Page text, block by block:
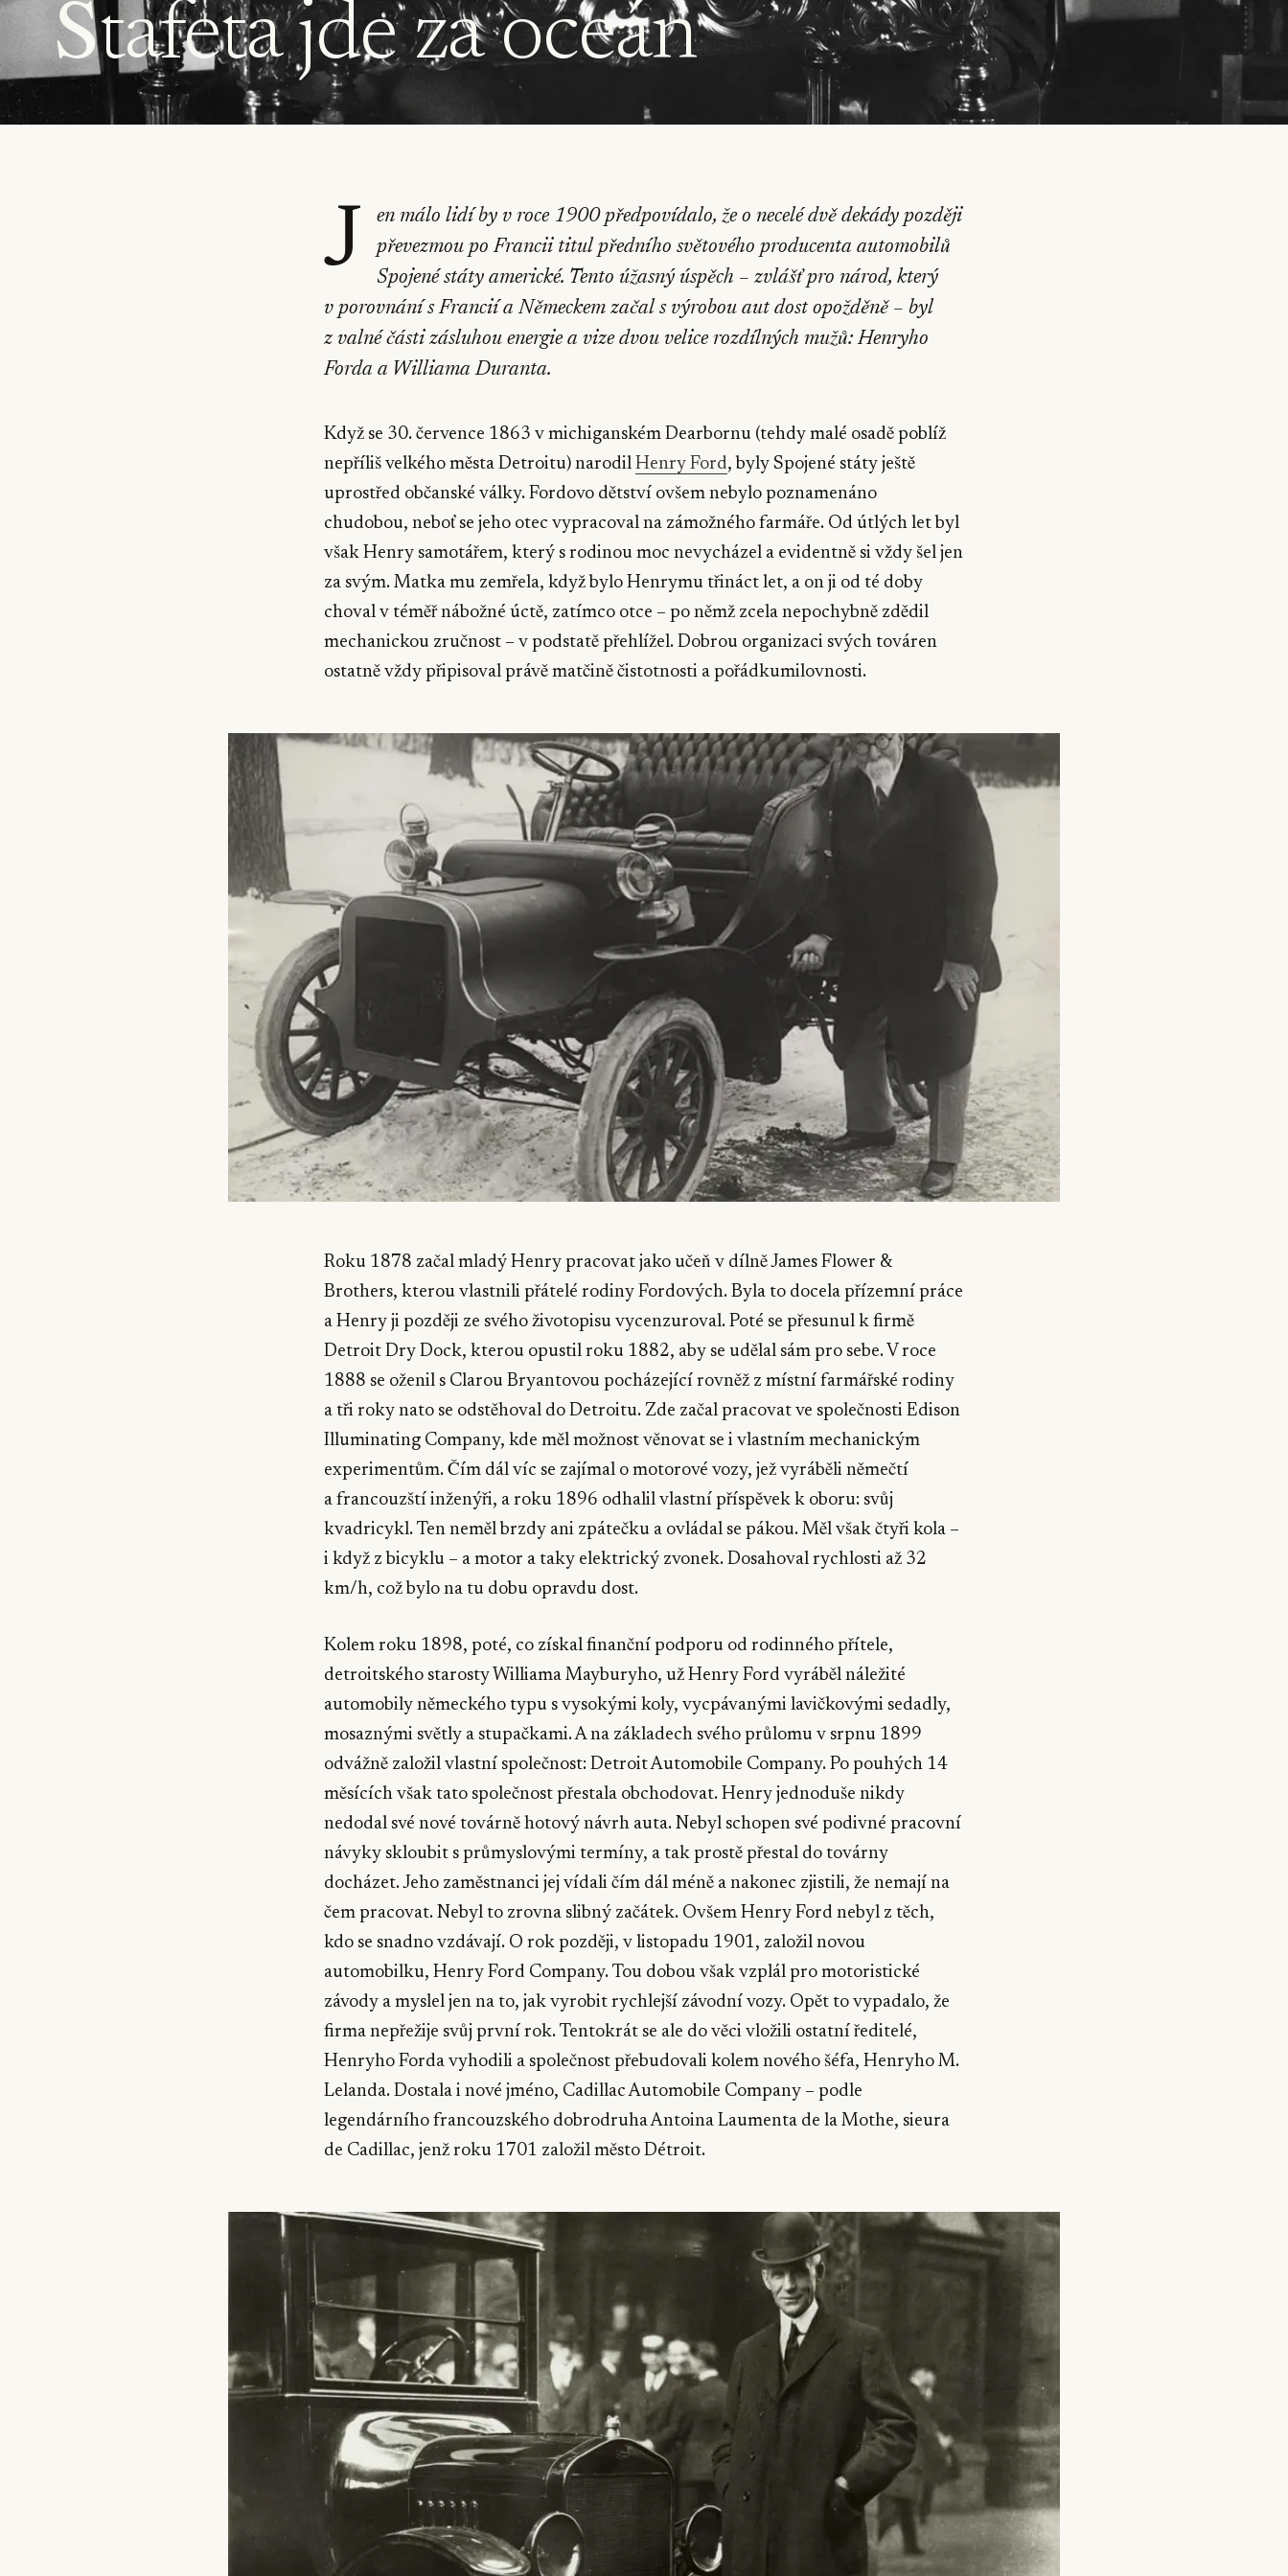
Štafeta jde za oceán
J
en málo lidí by v roce 1900 předpovídalo, že o necelé dvě dekády později
převezmou po Francii titul předního světového producenta automobilů
Spojené státy americké. Tento úžasný úspěch – zvlášť pro národ, který
v porovnání s Francií a Německem začal s výrobou aut dost opožděně – byl
z valné části zásluhou energie a vize dvou velice rozdílných mužů: Henryho
Forda a Williama Duranta.
Když se 30. července 1863 v michiganském Dearbornu (tehdy malé osadě poblíž
nepříliš velkého města Detroitu) narodil Henry Ford, byly Spojené státy ještě
uprostřed občanské války. Fordovo dětství ovšem nebylo poznamenáno
chudobou, neboť se jeho otec vypracoval na zámožného farmáře. Od útlých let byl
však Henry samotářem, který s rodinou moc nevycházel a evidentně si vždy šel jen
za svým. Matka mu zemřela, když bylo Henrymu třináct let, a on ji od té doby
choval v téměř nábožné úctě, zatímco otce – po němž zcela nepochybně zdědil
mechanickou zručnost – v podstatě přehlížel. Dobrou organizaci svých továren
ostatně vždy připisoval právě matčině čistotnosti a pořádkumilovnosti.
Roku 1878 začal mladý Henry pracovat jako učeň v dílně James Flower &
Brothers, kterou vlastnili přátelé rodiny Fordových. Byla to docela přízemní práce
a Henry ji později ze svého životopisu vycenzuroval. Poté se přesunul k firmě
Detroit Dry Dock, kterou opustil roku 1882, aby se udělal sám pro sebe. V roce
1888 se oženil s Clarou Bryantovou pocházející rovněž z místní farmářské rodiny
a tři roky nato se odstěhoval do Detroitu. Zde začal pracovat ve společnosti Edison
Illuminating Company, kde měl možnost věnovat se i vlastním mechanickým
experimentům. Čím dál víc se zajímal o motorové vozy, jež vyráběli němečtí
a francouzští inženýři, a roku 1896 odhalil vlastní příspěvek k oboru: svůj
kvadricykl. Ten neměl brzdy ani zpátečku a ovládal se pákou. Měl však čtyři kola –
i když z bicyklu – a motor a taky elektrický zvonek. Dosahoval rychlosti až 32
km/h, což bylo na tu dobu opravdu dost.
Kolem roku 1898, poté, co získal finanční podporu od rodinného přítele,
detroitského starosty Williama Mayburyho, už Henry Ford vyráběl náležité
automobily německého typu s vysokými koly, vycpávanými lavičkovými sedadly,
mosaznými světly a stupačkami. A na základech svého průlomu v srpnu 1899
odvážně založil vlastní společnost: Detroit Automobile Company. Po pouhých 14
měsících však tato společnost přestala obchodovat. Henry jednoduše nikdy
nedodal své nové továrně hotový návrh auta. Nebyl schopen své podivné pracovní
návyky skloubit s průmyslovými termíny, a tak prostě přestal do továrny
docházet. Jeho zaměstnanci jej vídali čím dál méně a nakonec zjistili, že nemají na
čem pracovat. Nebyl to zrovna slibný začátek. Ovšem Henry Ford nebyl z těch,
kdo se snadno vzdávají. O rok později, v listopadu 1901, založil novou
automobilku, Henry Ford Company. Tou dobou však vzplál pro motoristické
závody a myslel jen na to, jak vyrobit rychlejší závodní vozy. Opět to vypadalo, že
firma nepřežije svůj první rok. Tentokrát se ale do věci vložili ostatní ředitelé,
Henryho Forda vyhodili a společnost přebudovali kolem nového šéfa, Henryho M.
Lelanda. Dostala i nové jméno, Cadillac Automobile Company – podle
legendárního francouzského dobrodruha Antoina Laumenta de la Mothe, sieura
de Cadillac, jenž roku 1701 založil město Détroit.